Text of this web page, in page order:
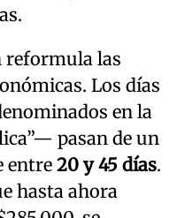
reformula las
Los días
en la
pasan de un
entre 20 y 45 días.
hasta ahora